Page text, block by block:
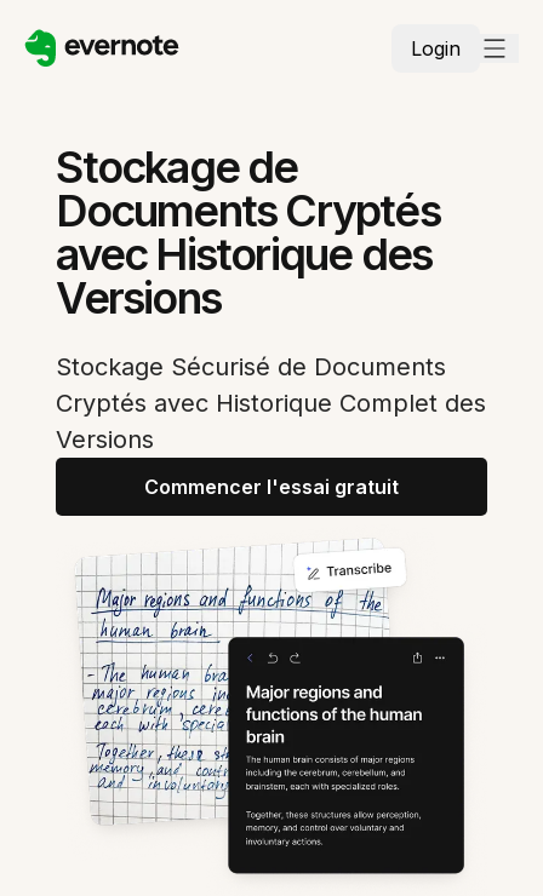
Login
Stockage de
Documents Cryptés
avec Historique des
Versions
Stockage Sécurisé de Documents
Cryptés avec Historique Complet des
Versions
Commencer l'essai gratuit